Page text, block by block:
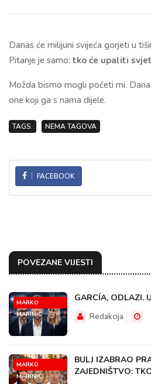
Danas će milijuni svijeća gorjeti u
Pitanje je samo: tko će upaliti
Možda bismo mogli početi mi.
one koji ga s nama dijele.
TAGS: NEMA TAGOVA
FACEBOOK
POVEZANE VIJESTI
MARKO
MARINIĆ
GARCÍA, ODLAZI.
Redakcija
MARKO
MARINIĆ
BULJ IZABRAO
ZAJEDNIŠTVO: